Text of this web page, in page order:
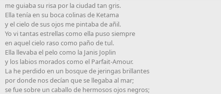
me guiaba su risa por la ciudad tan gris.
Ella tenía en su boca colinas de Ketama
y el cielo de sus ojos me pintaba de añil.
Yo vi tantas estrellas como ella puso siempre
en aquel cielo raso como paño de tul.
Ella llevaba el pelo como la Janis Joplin
y los labios morados como el Parfait-Amour.
La he perdido en un bosque de jeringas brillantes
por donde nos decían que se llegaba al mar;
se fue sobre un caballo de hermosos ojos negros;